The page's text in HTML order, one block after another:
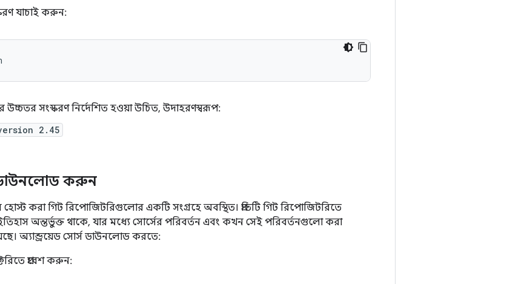
যাচাই করুন:
সংস্করণ নির্দেশিত হওয়া উচিত, উদাহরণস্বরূপ:
2.45
ডাউনলোড করুন
হোস্ট করা গিট রিপোজিটরিগুলোর একটি সংগ্রহে অবস্থিত। প্রতিটি গিট রিপোজিটরিতে
ইতিহাস অন্তর্ভুক্ত থাকে, যার মধ্যে সোর্সের পরিবর্তন এবং কখন সেই পরিবর্তনগুলো করা
অ্যান্ড্রয়েড সোর্স ডাউনলোড করতে:
প্রবেশ করুন: